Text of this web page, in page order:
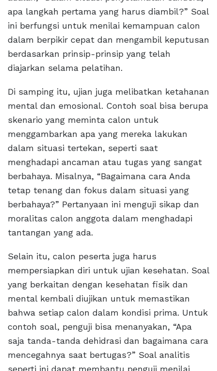
apa langkah pertama yang harus diambil?” Soal
ini berfungsi untuk menilai kemampuan calon
dalam berpikir cepat dan mengambil keputusan
berdasarkan prinsip-prinsip yang telah
diajarkan selama pelatihan.
Di samping itu, ujian juga melibatkan ketahanan
mental dan emosional. Contoh soal bisa berupa
skenario yang meminta calon untuk
menggambarkan apa yang mereka lakukan
dalam situasi tertekan, seperti saat
menghadapi ancaman atau tugas yang sangat
berbahaya. Misalnya, “Bagaimana cara Anda
tetap tenang dan fokus dalam situasi yang
berbahaya?” Pertanyaan ini menguji sikap dan
moralitas calon anggota dalam menghadapi
tantangan yang ada.
Selain itu, calon peserta juga harus
mempersiapkan diri untuk ujian kesehatan. Soal
yang berkaitan dengan kesehatan fisik dan
mental kembali diujikan untuk memastikan
bahwa setiap calon dalam kondisi prima. Untuk
contoh soal, penguji bisa menanyakan, “Apa
saja tanda-tanda dehidrasi dan bagaimana cara
mencegahnya saat bertugas?” Soal analitis